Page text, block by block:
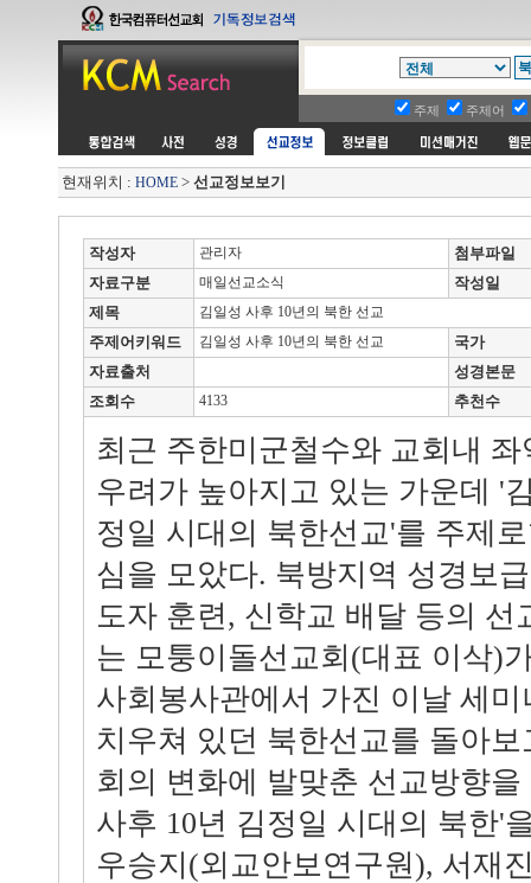
주제 주제어
현재위치 : HOME > 선교정보보기
작성자 관리자
첨부파일
자료구분
매일선교소식
작성일
제목
김일성 사후 10년의 북한 선교
주제어키워드 김일성 사후 10년의 북한 선교
국가
자료출처
성경본문
조회수
4133 추천수
최근 주한미군철수와 교회내
우려가 높아지고 있는 가운데 '
정일 시대의 북한선교'를 주제
심을 모았다. 북방지역 성경보
도자 훈련, 신학교 배달 등의 선
는 모퉁이돌선교회(대표 이삭)
사회봉사관에서 가진 이날 세
치우쳐 있던 북한선교를 돌아
회의 변화에 발맞춘 선교방향
사후 10년 김정일 시대의 북한'
우승지(외교안보연구원), 서재